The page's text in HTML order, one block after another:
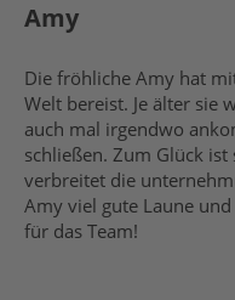
Amy
Die fröhliche Amy hat
Welt bereist. Je älter sie
auch mal irgendwo
schließen. Zum Glück
verbreitet die
Amy viel gute Laune
für das Team!